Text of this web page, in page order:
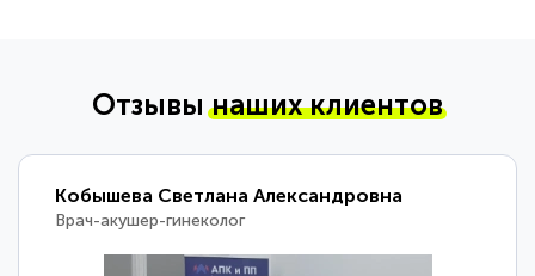
Отзывынаших клиентов
Кобышева Светлана Александровна
Врач-акушер-гинеколог